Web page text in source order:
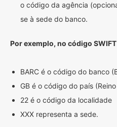
o código da agência
se à sede do banco.
Por exemplo, no código
BARC é o código do banco
GB é o código do país
22 é o código da localidade
XXX representa a sede.